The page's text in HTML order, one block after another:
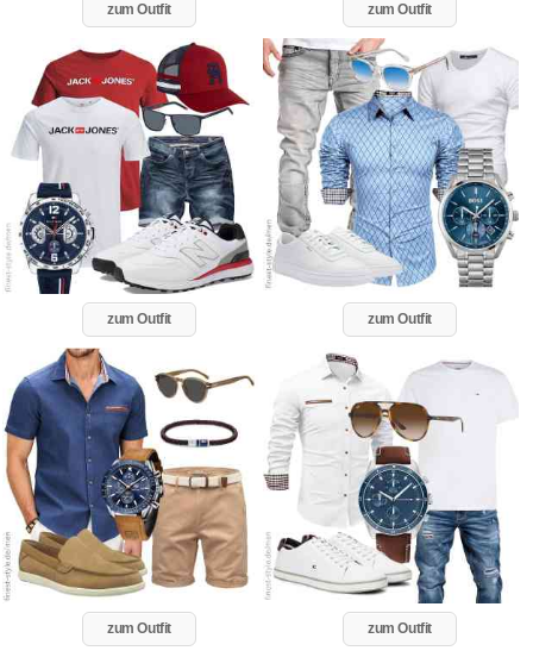
zum Outfit zum Outfit
zum Outfit zum Outfit
zum Outfit zum Outfit